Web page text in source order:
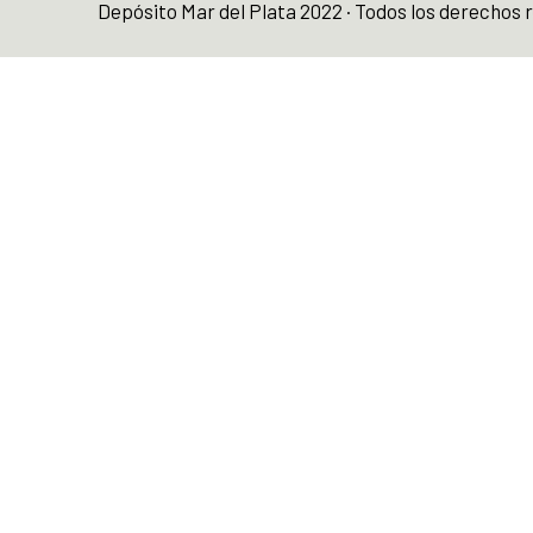
Depósito Mar del Plata 2022 · Todos los derechos